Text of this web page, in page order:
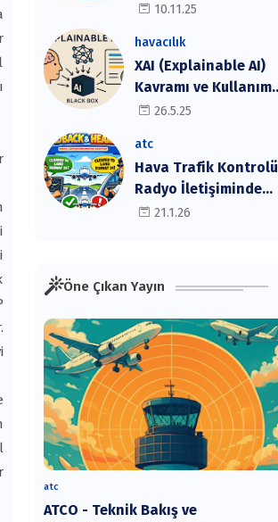
10.11.25
havacılık
XAI (Explainable AI)
Kavramı ve Kullanım
Senaryoları
26.5.25
atc
Hava Trafik Kontrolü
Radyo İletişiminde
Hata Analizi, Önleyici
21.1.26
Öne Çıkan Yayın
atc
ATCO - Teknik Bakış ve